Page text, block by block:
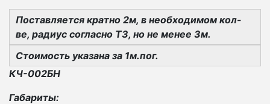
Поставляется кратно 2м, в необходимом кол-
ве, радиус согласно ТЗ, но не менее 3м.
Стоимость указана за 1м.пог.
КЧ-002БН
Габариты: